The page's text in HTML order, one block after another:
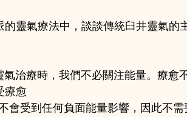
靈氣療法中，談談傳統臼井靈氣的
治療時，我們不必關注能量。療愈
療愈
會受到任何負面能量影響，因此不